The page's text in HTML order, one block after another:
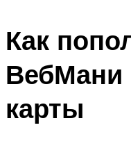
Как
ВебМани
карты